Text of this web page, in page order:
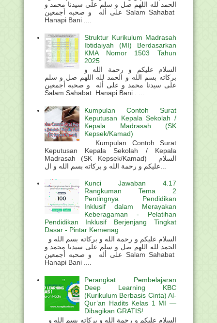
الحمد لله اللهم صل و سلم على سيدنا محمد و
على أله و صحبه أجمعين Salam Sahabat
Hanapi Bani ....
Struktur Kurikulum Madrasah
Ibtidaiyah (MI) Berdasarkan
KMA Nomor 1503 Tahun
2025
السلام عليكم و رحمة الله و
بركاته بسم الله و الحمد لله اللهم صل و سلم
على سيدنا محمد و على أله و صحبه أجمعين
Salam Sahabat Hanapi Bani . ...
Kumpulan Contoh Surat
Keputusan Kepala Sekolah /
Kepala Madrasah (SK
Kepsek/Kamad)
Kumpulan Contoh Surat
Keputusan Kepala Sekolah / Kepala
Madrasah (SK Kepsek/Kamad) السلام
Kunci Jawaban 4.17
Rangkuman Tema 2
Pentingnya Pendidikan
Inklusif dalam Merayakan
Keberagaman - Pelatihan
Pendidikan Inklusif Berjenjang Tingkat
Dasar - Pintar Kemenag
الحمد لله اللهم صل و سلم على سيدنا محمد و
على أله و صحبه أجمعين Salam Sahabat
Hanapi Bani ....
Perangkat Pembelajaran
Deep Learning KBC
(Kurikulum Berbasis Cinta) Al-
Qur’an Hadits Kelas 1 MI —
Dibagikan GRATIS!